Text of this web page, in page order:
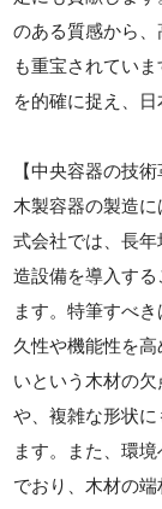
のある質感から
も重宝されてい
を的確に捉え、
【中央容器の技
木製容器の製造
式会社では、長
造設備を導入す
ます。特筆すべ
久性や機能性を
いという木材の
や、複雑な形状
ます。また、環
でおり、木材の